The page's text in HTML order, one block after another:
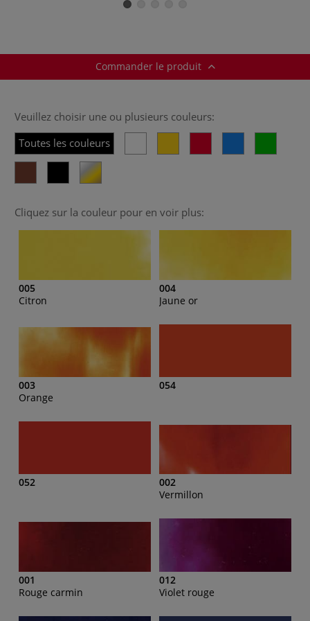
Commander le produit
Veuillez choisir une ou plusieurs couleurs:
Toutes les couleurs
Cliquez sur la couleur pour en voir plus:
005
Citron
004
Jaune or
003
Orange
054
052
002
Vermillon
001
Rouge carmin
012
Violet rouge